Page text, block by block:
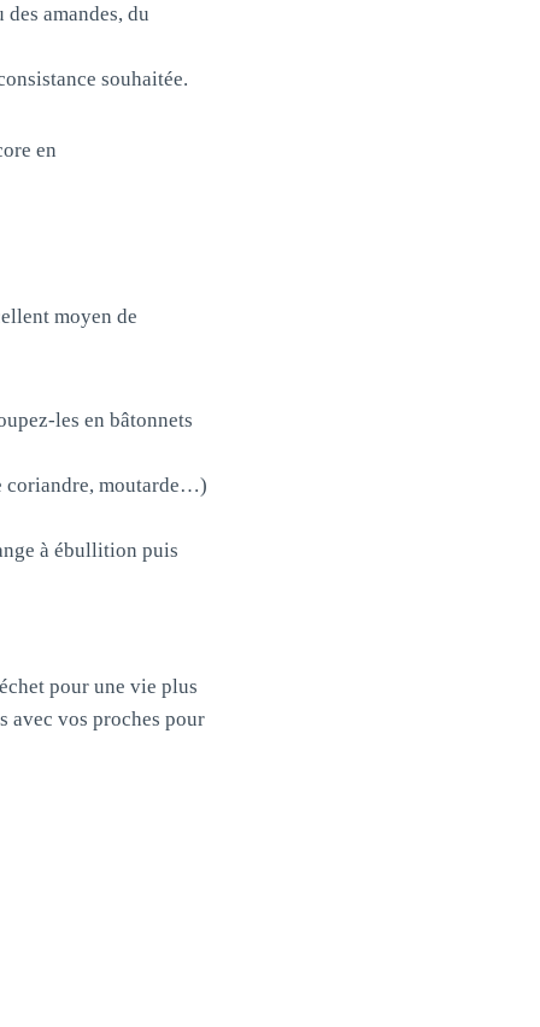
amandes, du
souhaitée.
en
moyen de
les en bâtonnets
coriandre, moutarde…)
à ébullition puis
pour une vie plus
avec vos proches pour